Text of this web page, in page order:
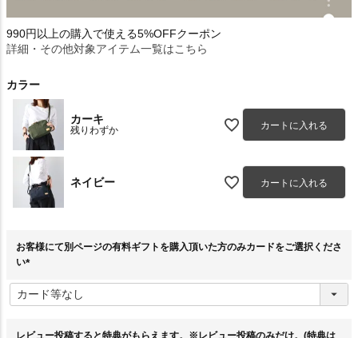
990円以上の購入で使える5%OFFクーポン
詳細・その他対象アイテム一覧はこちら
カラー
カーキ
残りわずか カートに入れる
ネイビー カートに入れる
お客様にて別ページの有料ギフトを購入頂いた方のみカードをご選択くださ
い
必
須
レビュー投稿すると特典がもらえます。※レビュー投稿のみだけ。(特典は